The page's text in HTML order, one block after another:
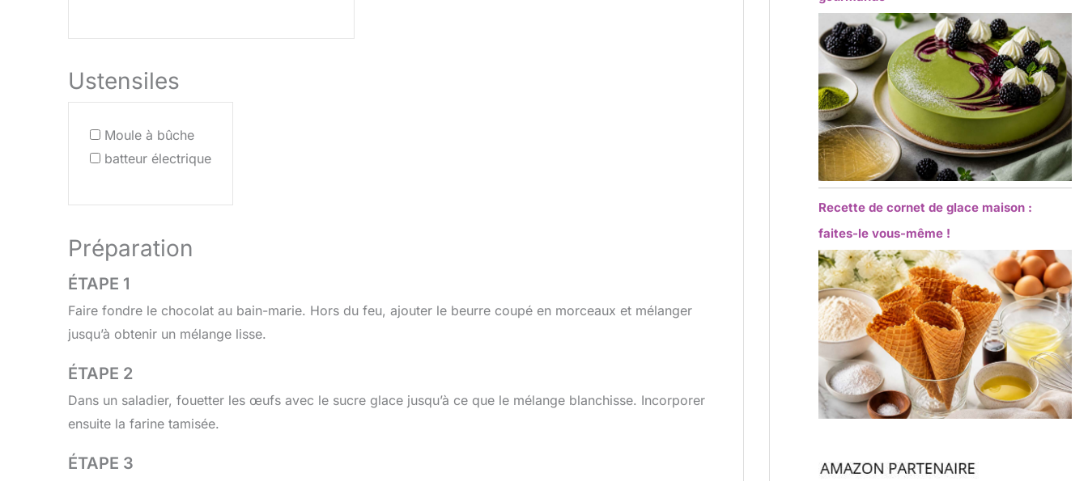
Ustensiles
Moule à bûche
batteur électrique
Préparation
ÉTAPE 1
Faire fondre le chocolat au bain-marie. Hors du feu, ajouter le beurre coupé en morceaux et mélanger
jusqu’à obtenir un mélange lisse.
ÉTAPE 2
Dans un saladier, fouetter les œufs avec le sucre glace jusqu’à ce que le mélange blanchisse. Incorporer
ensuite la farine tamisée.
ÉTAPE 3
Recette de cornet de glace maison :
faites-le vous-même !